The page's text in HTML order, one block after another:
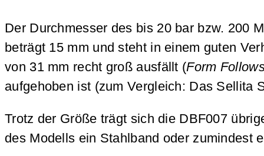
Der Durchmesser des bis 20 bar bzw. 200
beträgt 15 mm und steht in einem guten
von 31 mm recht groß ausfällt (Form
aufgehoben ist (zum Vergleich: Das Sellita
Trotz der Größe trägt sich die DBF007
des Modells ein Stahlband oder zumindest